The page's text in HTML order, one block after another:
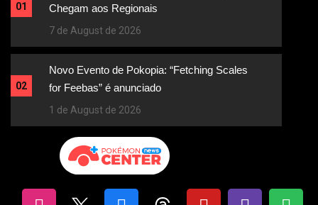
01
Chegam aos Regionais
7 de August de 2026
02
Novo Evento de Pokopia: “Fetching Scales
for Feebas” é anunciado
1 de August de 2026